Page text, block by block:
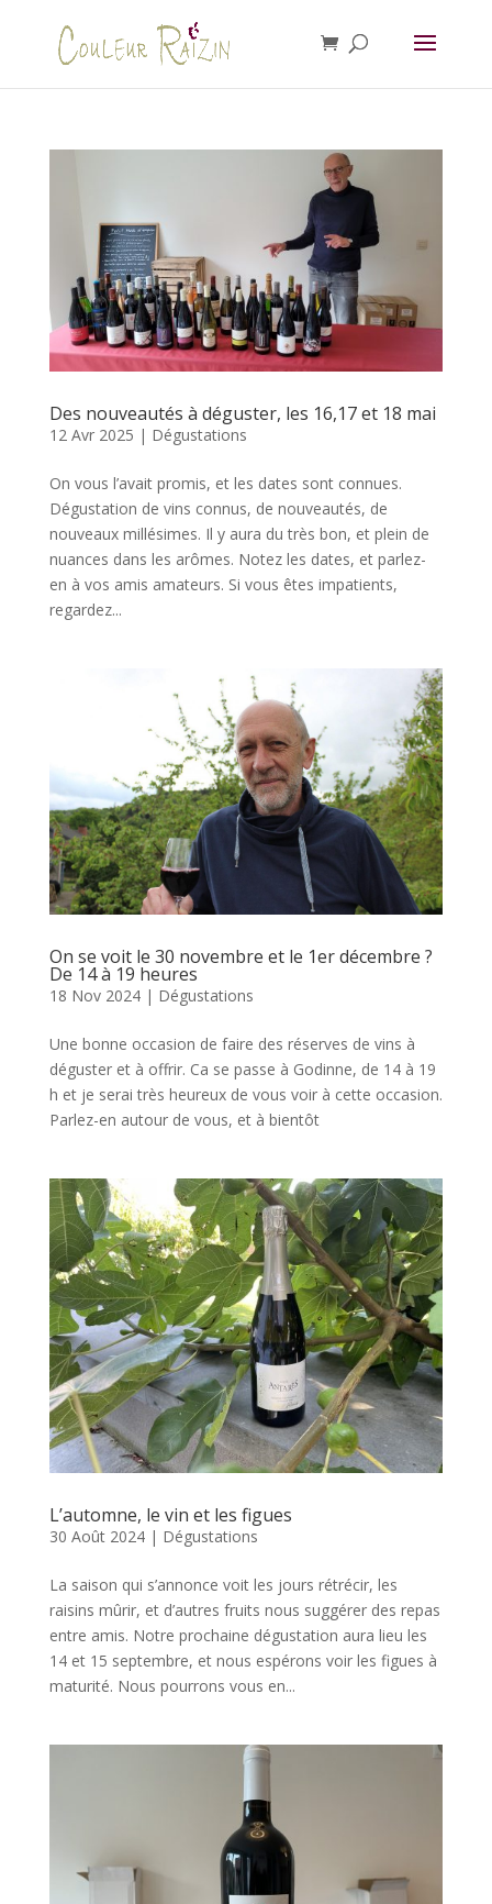
Des nouveautés à déguster, les 16,17 et 18 mai
12 Avr 2025 | Dégustations
On vous l’avait promis, et les dates sont connues.
Dégustation de vins connus, de nouveautés, de
nouveaux millésimes. Il y aura du très bon, et plein de
nuances dans les arômes. Notez les dates, et parlez-
en à vos amis amateurs. Si vous êtes impatients,
regardez...
On se voit le 30 novembre et le 1er décembre ?
De 14 à 19 heures
18 Nov 2024| Dégustations
Une bonne occasion de faire des réserves de vins à
déguster et à offrir. Ca se passe à Godinne, de 14 à 19
h et je serai très heureux de vous voir à cette occasion.
Parlez-en autour de vous, et à bientôt
L’automne, le vin et les figues
30 Août 2024| Dégustations
La saison qui s’annonce voit les jours rétrécir, les
raisins mûrir, et d’autres fruits nous suggérer des repas
entre amis. Notre prochaine dégustation aura lieu les
14 et 15 septembre, et nous espérons voir les figues à
maturité. Nous pourrons vous en...